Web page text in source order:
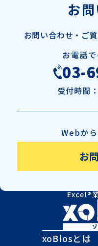
お
お問い合わせ・ご
お電話
03-
受付時間：
Webか
お
Excel®
xoBlosとは